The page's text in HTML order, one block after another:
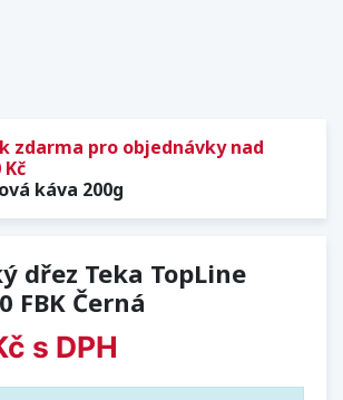
zdarma pro objednávky nad
Kč
káva 200g
dřez Teka TopLine
FBK Černá
s DPH